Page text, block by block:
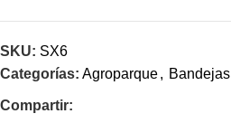
SKU: SX6
Categorías: Agroparque, Bandejas
Compartir: